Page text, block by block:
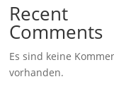
Recent
Comments
Es sind keine
vorhanden.